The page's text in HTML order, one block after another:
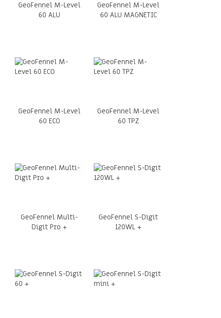
GeoFennel M-Level
60 ALU
GeoFennel M-Level
60 ALU MAGNETIC
GeoFennel M-Level
60 ECO
GeoFennel M-Level
60 TPZ
GeoFennel Multi-
Digit Pro +
GeoFennel S-Digit
120WL +